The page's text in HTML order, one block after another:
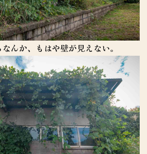
んか、もはや壁が見えない。